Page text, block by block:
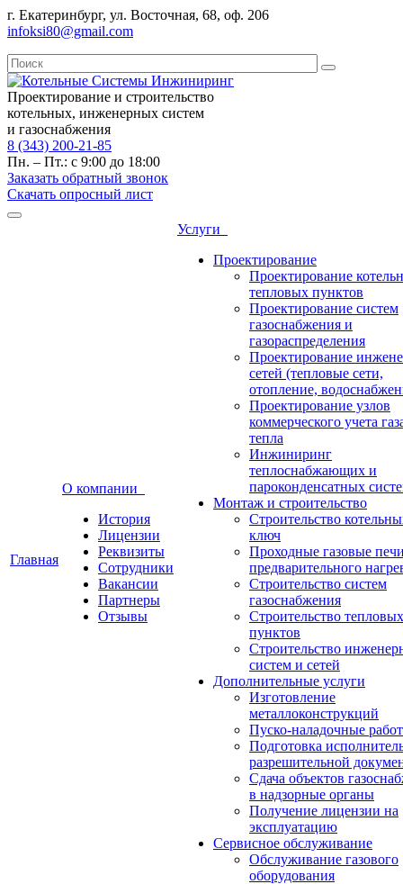
г. Екатеринбург, ул. Восточная, 68, оф. 206
infoksi80@gmail.com
Проектирование и строительство
котельных, инженерных систем
и газоснабжения
8 (343) 200-21-85
Пн. – Пт.: с 9:00 до 18:00
Заказать обратный звонок
Скачать опросный лист
Главная
О компании
История
Лицензии
Реквизиты
Сотрудники
Вакансии
Партнеры
Отзывы
Услуги
Проектирование
Проектирование
тепловых пунктов
Проектирование систем
газоснабжения и
газораспределения
Проектирование
сетей (тепловые сети,
отопление,
Проектирование узлов
коммерческого учета
тепла
Инжиниринг
теплоснабжающих и
пароконденсатных
Монтаж и строительство
Строительство
ключ
Проходные газовые
предварительного
Строительство систем
газоснабжения
Строительство тепловых
пунктов
Строительство
систем и сетей
Дополнительные услуги
Изготовление
металлоконструкций
Пуско-наладочные
Подготовка
разрешительной
Сдача объектов
в надзорные органы
Получение лицензии на
эксплуатацию
Сервисное обслуживание
Обслуживание газового
оборудования